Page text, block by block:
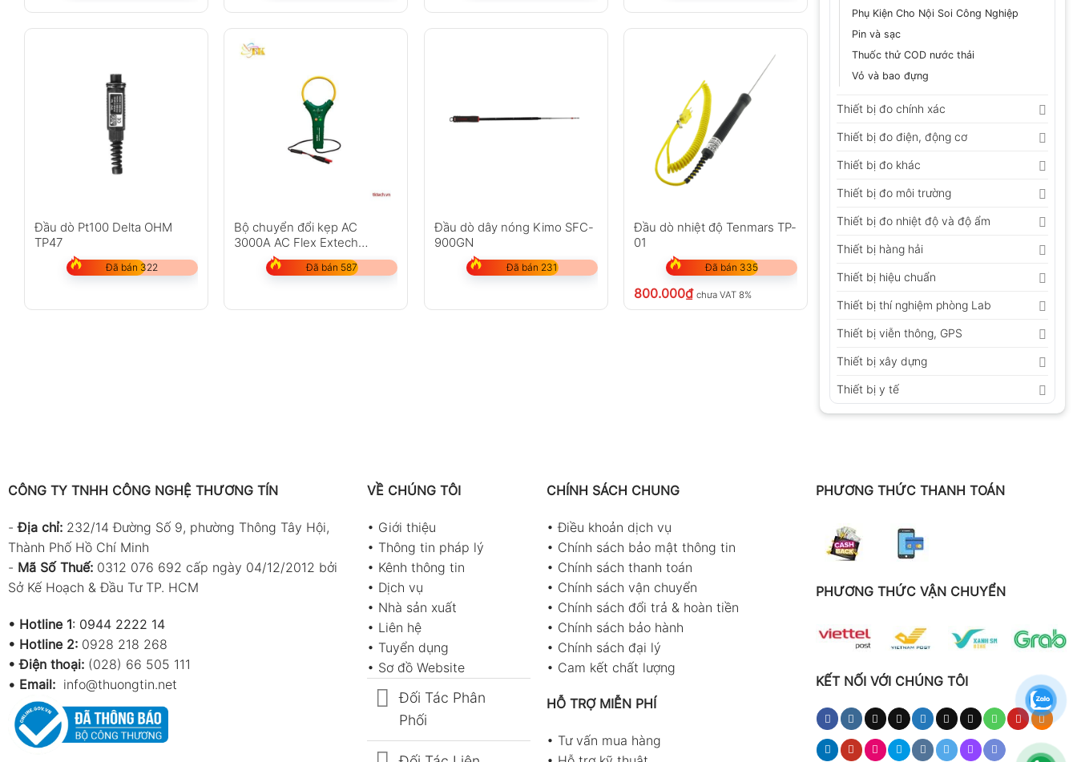
Phụ Kiện Cho Nội Soi Công Nghiệp
Pin và sạc
Thuốc thử COD nước thải
Vỏ và bao đựng
Thiết bị đo chính xác
Thiết bị đo điện, động cơ
Thiết bị đo khác
Thiết bị đo môi trường
Thiết bị đo nhiệt độ và độ ẩm
Thiết bị hàng hải
Thiết bị hiệu chuẩn
Thiết bị thí nghiệm phòng Lab
Thiết bị viễn thông, GPS
Thiết bị xây dựng
Thiết bị y tế
Đầu dò Pt100 Delta OHM
TP47
Đã bán 322
Bộ chuyển đổi kẹp AC
3000A AC Flex Extech
CA3010
Đã bán 587
Đầu dò dây nóng Kimo SFC-
900GN
Đã bán 231
Đầu dò nhiệt độ Tenmars TP-
01
Đã bán 335
800.000₫ chưa VAT 8%
CÔNG TY TNHH CÔNG NGHỆ THƯƠNG TÍN
-Địa chỉ: 232/14 Đường Số 9, phường Thông Tây Hội,
Thành Phố Hồ Chí Minh
- Mã Số Thuế: 0312 076 692 cấp ngày 04/12/2012 bởi
Sở Kế Hoạch & Đầu Tư TP. HCM
• Hotline 1: 0944 2222 14
• Hotline 2: 0928 218 268
• Điện thoại: (028) 66 505 111
• Email: info@thuongtin.net
VỀ CHÚNG TÔI
• Giới thiệu
• Thông tin pháp lý
• Kênh thông tin
• Dịch vụ
• Nhà sản xuất
• Liên hệ
• Tuyển dụng
• Sơ đồ Website
Đối Tác Phân
Phối
CHÍNH SÁCH CHUNG
•Điều khoản dịch vụ
• Chính sách bảo mật thông tin
• Chính sách thanh toán
• Chính sách vận chuyển
• Chính sách đổi trả & hoàn tiền
• Chính sách bảo hành
• Chính sách đại lý
• Cam kết chất lượng
HỖ TRỢ MIỄN PHÍ
• Tư vấn mua hàng
PHƯƠNG THỨC THANH TOÁN
PHƯƠNG THỨC VẬN CHUYỂN
KẾT NỐI VỚI CHÚNG TÔI